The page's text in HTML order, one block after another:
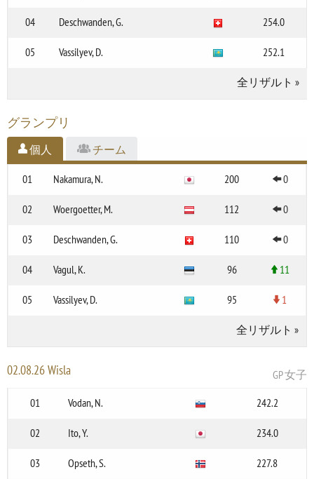
04 Deschwanden, G. 254.0
05 Vassilyev, D. 252.1
全リザルト »
グランプリ
個人 チーム
01 Nakamura, N. 200 0
02 Woergoetter, M. 112 0
03 Deschwanden, G. 110 0
04 Vagul, K. 96 11
05 Vassilyev, D. 95 1
全リザルト »
02.08.26 Wisla
GP 女子
01
Vodan, N. 242.2
02 Ito, Y. 234.0
03 Opseth, S. 227.8